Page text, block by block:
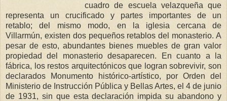
cuadro de escuela velazqueña que
representa un crucificado y partes importantes de un
retablo; del mismo modo, en la iglesia cercana de
Villarmún, existen dos pequeños retablos del monasterio. A
pesar de esto, abundantes bienes muebles de gran valor
propiedad del monasterio desaparecen. En cuanto a la
fábrica, los restos arquitectónicos que logran sobrevivir, son
declarados Monumento histórico-artístico, por Orden del
Ministerio de Instrucción Pública y Bellas Artes, el 4 de junio
de 1931, sin que esta declaración impida su abandono y